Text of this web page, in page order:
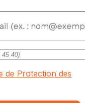
de Protection des